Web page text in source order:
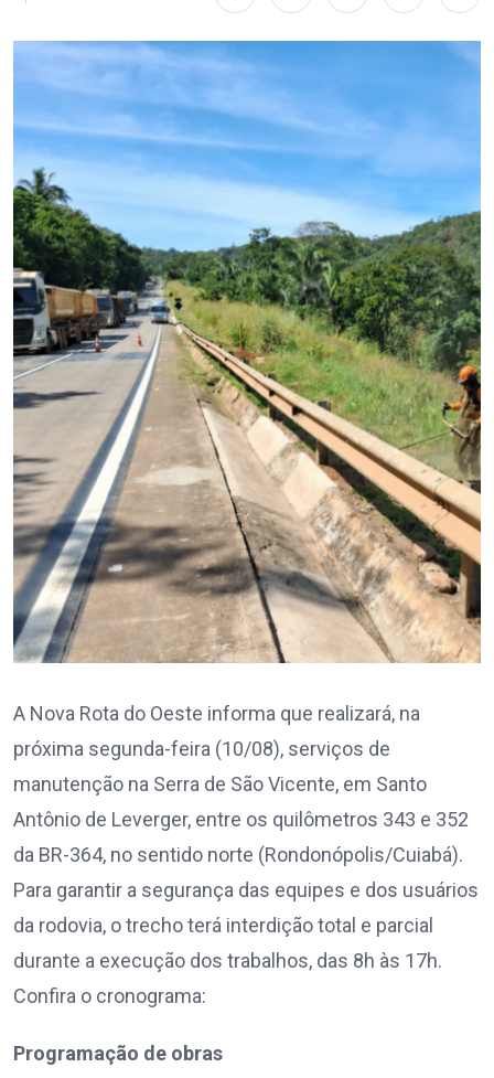
A Nova Rota do Oeste informa que realizará, na
próxima segunda-feira (10/08), serviços de
manutenção na Serra de São Vicente, em Santo
Antônio de Leverger, entre os quilômetros 343 e 352
da BR-364, no sentido norte (Rondonópolis/Cuiabá).
Para garantir a segurança das equipes e dos usuários
da rodovia, o trecho terá interdição total e parcial
durante a execução dos trabalhos, das 8h às 17h.
Confira o cronograma:
Programação de obras